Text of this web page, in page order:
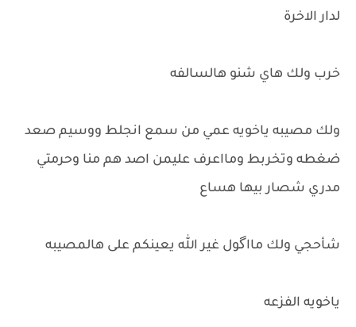
لدار الاخرة
خرب ولك هاي شنو هالسالفه
ولك مصيبه ياخويه عمي من سمع انجلط ووسيم صعد
ضغطه وتخربط ومااعرف عليمن اصد هم منا وحرمتي
مدري شصار بيها هساع
شأحجي ولك مااگول غير الله يعينكم على هالمصيبه
ياخويه الفزعه